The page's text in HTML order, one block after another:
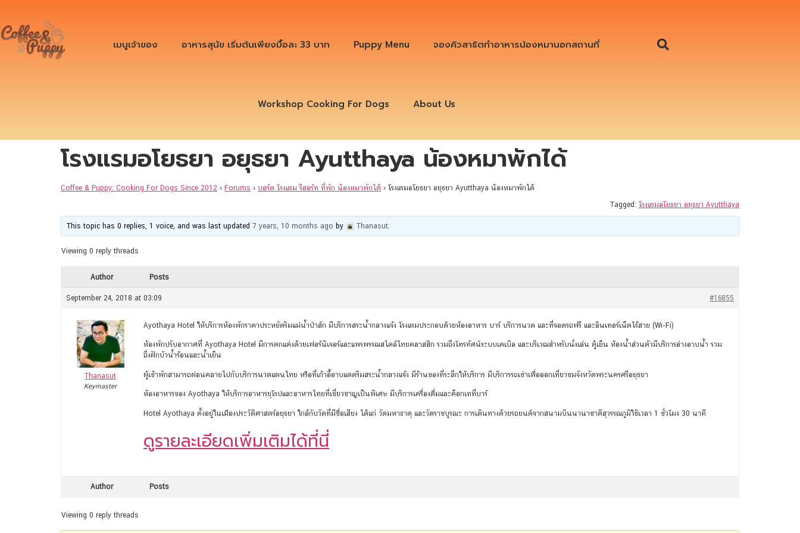
เมนูเจ้าของ อาหารสุนัข เริ่มต้นเพียงมื้อละ 33 บาท Puppy Menu จองคิวสาธิตทำอาหารน้องหมานอกสถานที่
Workshop Cooking For Dogs About Us
โรงแรมอโยธยา อยุธยา Ayutthaya น้องหมาพักได้
Coffee & Puppy: Cooking For Dogs Since 2012 › Forums › บอร์ด โรงแรม รีสอร์ท ที่พัก น้องหมาพักได้ › โรงแรมอโยธยา อยุธยา Ayutthaya น้องหมาพักได้
Tagged: โรงแรมอโยธยา อยุธยา Ayutthaya
This topic has 0 replies, 1 voice, and was last updated7 years, 10 months ago by Thanasut.
Viewing 0 reply threads
Author Posts
September 24, 2018 at 03:09 #16855
Thanasut
Keymaster
Ayothaya Hotel ให้บริการห้องพักราคาประหยัดริมแม่น้ำป่าสัก มีบริการสระน้ำกลางแจ้ง โรงแรมประกอบด้วยห้องอาหาร บาร์ บริการนวด และที่จอดรถฟรี และอินเทอร์เน็ตไร้สาย (Wi-Fi)
ห้องพักปรับอากาศที่ Ayothaya Hotel มีการตกแต่งด้วยเฟอร์นิเจอร์และแพรพรรณสไตล์ไทยคลาสสิก รวมถึงโทรทัศน์ระบบเคเบิล และบริเวณสำหรับนั่งเล่น ตู้เย็น ห้องน้ำส่วนตัวมีบริการอ่างอาบน้ำ รวม
ถึงฝักบัวน้ำร้อนและน้ำเย็น
ผู้เข้าพักสามารถผ่อนคลายไปกับบริการนวดแผนไทย หรือที่เก้าอี้อาบแดดริมสระน้ำกลางแจ้ง มีร้านของที่ระลึกให้บริการ มีบริการรถเช่าเพื่อออกเที่ยวชมจังหวัดพระนครศรีอยุธยา
ห้องอาหารของ Ayothaya ให้บริการอาหารยุโรปและอาหารไทยที่เชี่ยวชาญเป็นพิเศษ มีบริการเครื่องดื่มและค็อกเทที่บาร์
Hotel Ayothaya ตั้งอยู่ในเมืองประวัติศาสตร์อยุธยา ใกล้กับวัดที่มีชื่อเสียง ได้แก่ วัดมหาธาตุ และวัดราชบูรณะ การเดินทางด้วยรถยนต์จากสนามบินนานาชาติสุวรรณภูมิใช้เวลา 1 ชั่วโมง 30 นาที
ดูรายละเอียดเพิ่มเติมได้ที่นี่
Author Posts
Viewing 0 reply threads